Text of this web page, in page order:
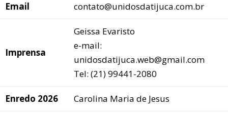
Email contato@unidosdatijuca.com.br
Imprensa
Geissa Evaristo
e-mail:
unidosdatijuca.web@gmail.com
Tel: (21) 99441-2080
Enredo 2026 Carolina Maria de Jesus